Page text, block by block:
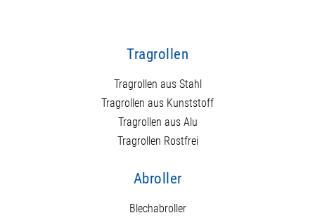
Tragrollen
Tragrollen aus Stahl
Tragrollen aus Kunststoff
Tragrollen aus Alu
Tragrollen Rostfrei
Abroller
Blechabroller